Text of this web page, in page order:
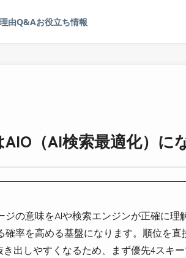
由Q&Aお役立ち情報
（AI検索最適化）に
の意味をAIや検索エンジンが正確に
確率を高める基盤になります。順位を
出しやすくなるため、まず優先4スキ